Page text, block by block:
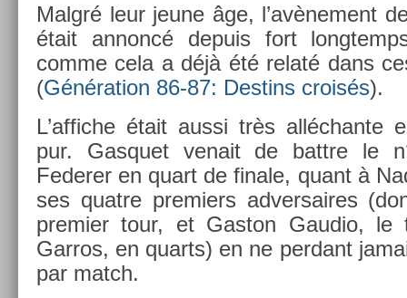
Malgré leur jeune âge, l’avène­ment
était an­noncé de­puis fort
comme cela a déjà été relaté dans
(Généra­tion 86-87: De­stins croisés).
L’af­fiche était aussi très al­léchan­te
pur. Gas­quet venait de battre le
Feder­er en quart de fin­ale, quant à
ses quat­re pre­mi­ers ad­versaires
pre­mi­er tour, et Gas­ton Gaudio, le
Garros, en quarts) en ne per­dant
par match.